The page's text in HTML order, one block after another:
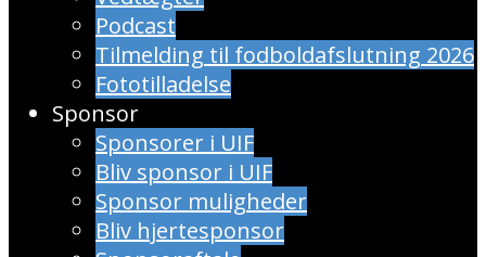
Podcast
Tilmelding til fodboldafslutning 2026
Fototilladelse
Sponsor
Sponsorer i UIF
Bliv sponsor i UIF
Sponsor muligheder
Bliv hjertesponsor